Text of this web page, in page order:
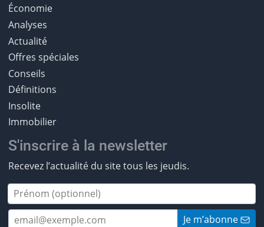
Économie
Analyses
Actualité
Offres spéciales
Conseils
Définitions
Insolite
Immobilier
S'inscrire à la newsletter
Recevez l’actualité du site tous les jeudis.
Je m’abonne